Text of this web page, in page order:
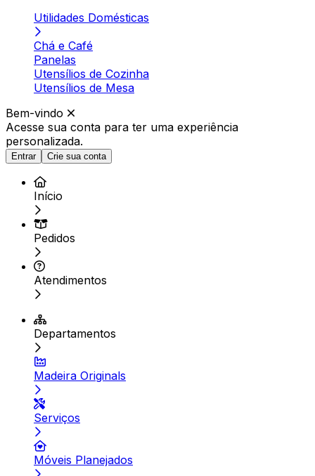
Utilidades Domésticas
Chá e Café
Panelas
Utensílios de Cozinha
Utensílios de Mesa
Bem-vindo
Acesse sua conta para ter uma experiência
personalizada.
Entrar Crie sua conta
Início
Pedidos
Atendimentos
Departamentos
Madeira Originals
Serviços
Móveis Planejados